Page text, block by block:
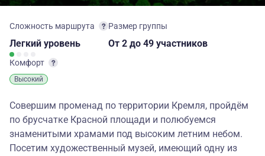
Сложность маршрута
Легкий уровень
Комфорт
Высокий
Размер группы
От 2 до 49 участников
Совершим променад по территории Кремля, пройдём
по брусчатке Красной площади и полюбуемся
знаменитыми храмами под высоким летним небом.
Посетим художественный музей, имеющий одну из